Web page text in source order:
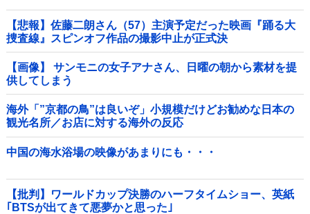
【悲報】佐藤二朗さん（57）主演予定だった映画『踊る大
捜査線』スピンオフ作品の撮影中止が正式決
定・・・・・・・・・他
【画像】 サンモニの女子アナさん、日曜の朝から素材を提
供してしまう
海外「”京都の鳥”は良いぞ」小規模だけどお勧めな日本の
観光名所／お店に対する海外の反応
中国の海水浴場の映像があまりにも・・・
【批判】ワールドカップ決勝のハーフタイムショー、英紙
｢BTSが出てきて悪夢かと思った｣